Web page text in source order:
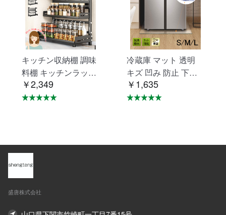
キッチン収納棚 調味
料棚 キッチンラック
調味料ラック 三層 台
所収納 キッチン収納
￥2,349
冷蔵庫 マット 透明
キズ 凹み 防止 下敷
き Lサイズ ポリカー
ボネート 洗濯機 冷蔵
￥1,635
盛唐株式会社